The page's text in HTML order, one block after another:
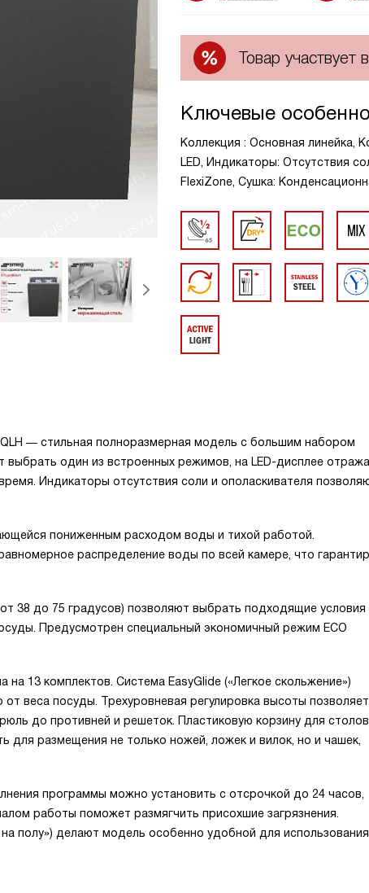
Товар участвует
Ключевые
Коллекция : Основная линейка,
LED, Индикаторы: Отсутствия
FlexiZone, Сушка:
― стильная полноразмерная модель с большим набором
выбрать один из встроенных режимов, на LED-дисплее
Индикаторы отсутствия соли и ополаскивателя
пониженным расходом воды и тихой работой.
распределение воды по всей камере, что
38 до 75 градусов) позволяют выбрать подходящие условия
Предусмотрен специальный экономичный режим ЕСО
13 комплектов. Система EasyGlide («Легкое скольжение»)
от веса посуды. Трехуровневая регулировка высоты
до противней и решеток. Пластиковую корзину для
размещения не только ножей, ложек и вилок, но и чашек,
программы можно установить с отсрочкой до 24 часов,
работы поможет размягчить присохшие загрязнения.
полу») делают модель особенно удобной для использования